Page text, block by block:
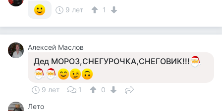
9 лет
1
Алексей Маслов
Дед МОРОЗ,СНЕГУРОЧКА,СНЕГОВИК!!!
9 лет 1
0
Лето